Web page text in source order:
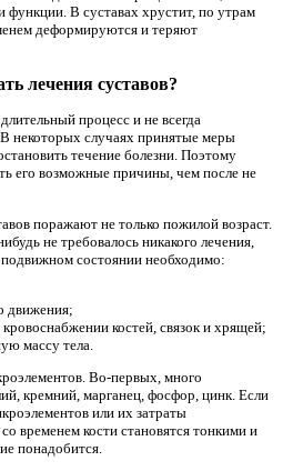
функции. В суставах хрустит, по утрам
деформируются и теряют
лечения суставов?
процесс и не всегда
некоторых случаях принятые меры
течение болезни. Поэтому
его возможные причины, чем после не
поражают не только пожилой возраст.
не требовалось никакого лечения,
состоянии необходимо:
движения;
костей, связок и хрящей;
массу тела.
Во-первых, много
кремний, марганец, фосфор, цинк. Если
или их затраты
временем кости становятся тонкими и
понадобится.